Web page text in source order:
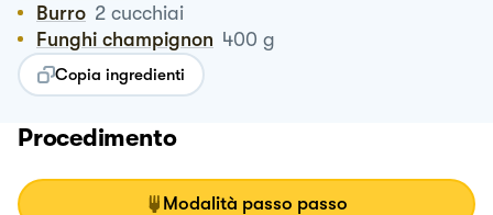
Burro 2 cucchiai
Funghi champignon 400 g
Copia ingredienti
Procedimento
Modalità passo passo